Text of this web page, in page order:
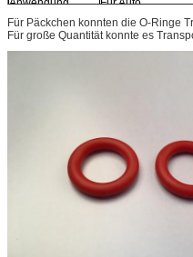
Anwendung
Für Auto
Für Päckchen konnten die O-Ringe
Für große Quantität konnte es